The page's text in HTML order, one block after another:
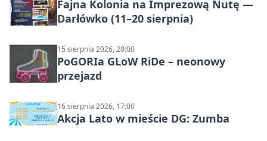
Fajna Kolonia na Imprezową Nutę —
Darłówko (11–20 sierpnia)
15 sierpnia 2026, 20:00
PoGORIa GLoW RiDe – neonowy
przejazd
16 sierpnia 2026, 17:00
Akcja Lato w mieście DG: Zumba